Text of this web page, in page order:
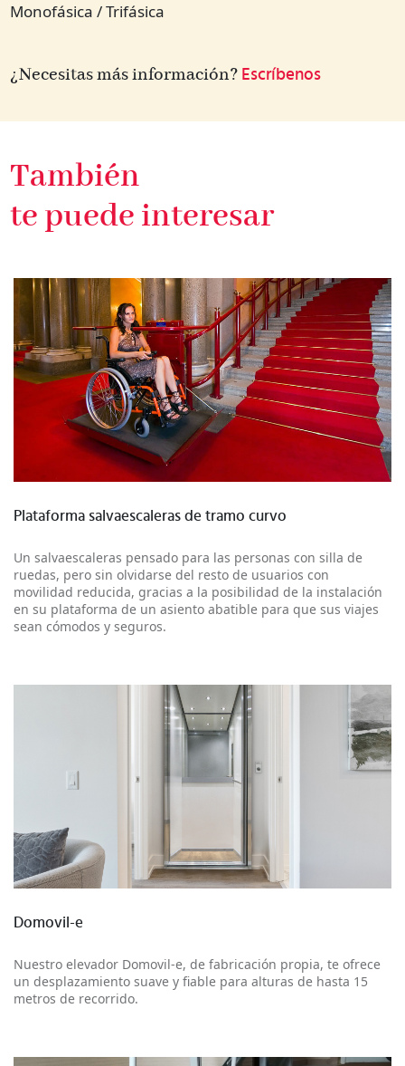
Monofásica / Trifásica
¿Necesitas más información? Escríbenos
También
te puede interesar
Más información
Plataforma salvaescaleras de tramo curvo
Un salvaescaleras pensado para las personas con silla de
ruedas, pero sin olvidarse del resto de usuarios con
movilidad reducida, gracias a la posibilidad de la instalación
en su plataforma de un asiento abatible para que sus viajes
sean cómodos y seguros.
Más información
Domovil-e
Nuestro elevador Domovil-e, de fabricación propia, te ofrece
un desplazamiento suave y fiable para alturas de hasta 15
metros de recorrido.